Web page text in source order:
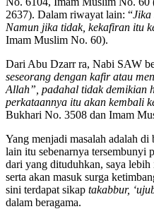
2637). Dalam riwayat lain: “Jika
Namun jika tidak, kekafiran itu
Imam Muslim No. 60).
Dari Abu Dzarr ra, Nabi SAW
seseorang dengan kafir atau
Allah”, padahal tidak demikian
perkataannya itu akan kembali
Bukhari No. 3508 dan Imam
Yang menjadi masalah adalah
lain itu sebenarnya tersembunyi
dari yang dituduhkan, saya
serta akan masuk surga
sini terdapat sikap takabbur,
dalam beragama.